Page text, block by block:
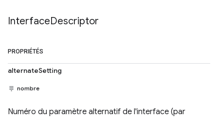
InterfaceDescriptor
PROPRIÉTÉS
alternateSetting
nombre
Numéro du paramètre alternatif de l'interface (par